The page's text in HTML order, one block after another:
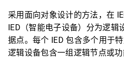
采用面向对象设计的方法，在
IED（智能电子设备）分为逻辑
据点。每个 IED 包含多个用于
逻辑设备包含一组逻辑节点或